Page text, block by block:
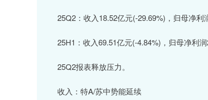
25Q2：收入18.52亿元(-29.69%)，归母净利
25H1：收入69.51亿元(-4.84%)，归母净利润
25Q2报表释放压力。
收入：特A/苏中势能延续